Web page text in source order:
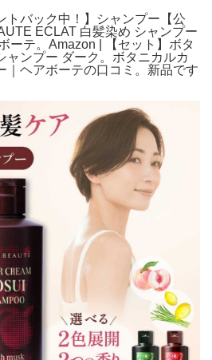
トバック中！】シャンプー【公
ECLAT 白髪染め シャンプー
ーテ。Amazon | 【セット】ボタ
ャンプー ダーク。ボタニカルカ
｜ヘアボーテの口コミ。新品です